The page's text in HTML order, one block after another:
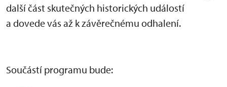
další část skutečných historických událostí
a dovede vás až k závěrečnému odhalení.
Součástí programu bude: